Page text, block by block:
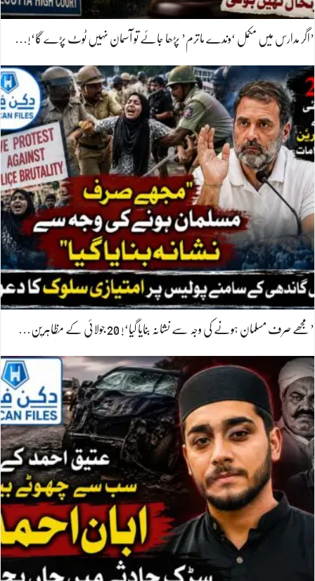
’اگر مدارس میں مکمل ‘وندے ماترم’ پڑھا جائے تو آسمان نہیں ٹوٹ پڑے گا‘!…
’مجھے صرف مسلمان ہونے کی وجہ سے نشانہ بنایا گیا‘! 20 جولائی کے مظاہرین…